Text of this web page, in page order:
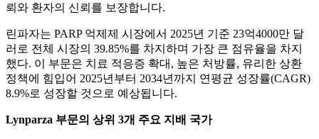
뢰와 환자의 신뢰를 보장합니다.
린파자는 PARP 억제제 시장에서 2025년 기준 23억4000만 달
러로 전체 시장의 39.85%를 차지하며 가장 큰 점유율을 차지
했다. 이 부문은 치료 적응증 확대, 높은 처방률, 유리한 상환
정책에 힘입어 2025년부터 2034년까지 연평균 성장률(CAGR)
8.9%로 성장할 것으로 예상됩니다.
Lynparza 부문의 상위 3개 주요 지배 국가